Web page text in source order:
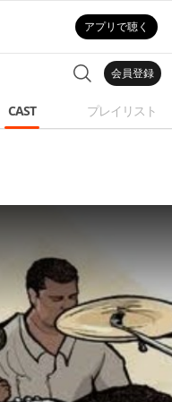
アプリで聴く
会員登録
CAST プレイリスト